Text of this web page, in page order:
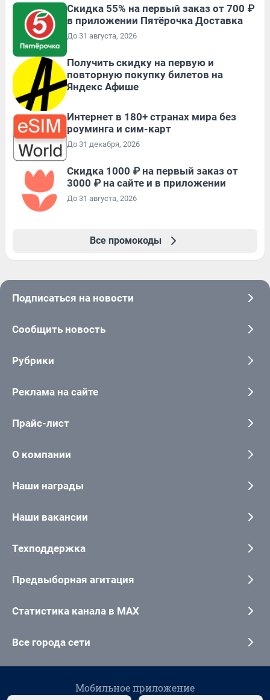
Скидка 55% на первый заказ от 700 ₽
в приложении Пятёрочка Доставка
До 31 августа, 2026
Получить скидку на первую и
повторную покупку билетов на
Яндекс Афише
Интернет в 180+ странах мира без
роуминга и сим-карт
До 31 декабря, 2026
Скидка 1000 ₽ на первый заказ от
3000 ₽ на сайте и в приложении
До 31 августа, 2026
Все промокоды
Подписаться на новости
Сообщить новость
Рубрики
Реклама на сайте
Прайс-лист
О компании
Наши награды
Наши вакансии
Техподдержка
Предвыборная агитация
Статистика канала в MAX
Все города сети
Мобильное приложение